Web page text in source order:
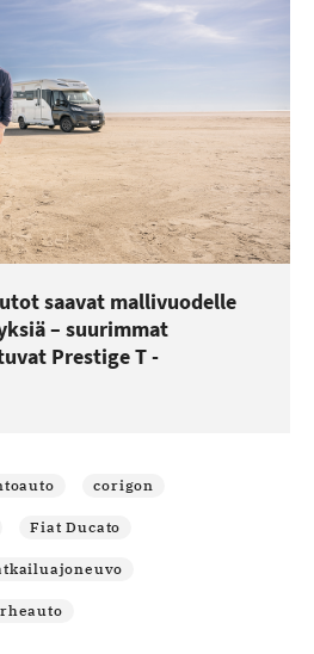
saavat mallivuodelle
– suurimmat
Prestige T -
corigon
Fiat Ducato